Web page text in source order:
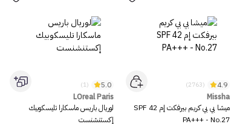
4.9
(2763)
Missha
ميشا بي بي كريم بيرفكت إم SPF 42
PA+++ - No.27
5.0
(1)
LOreal Paris
لوريال باريس ماسكارا تليسكوبيك
إكستنشنست